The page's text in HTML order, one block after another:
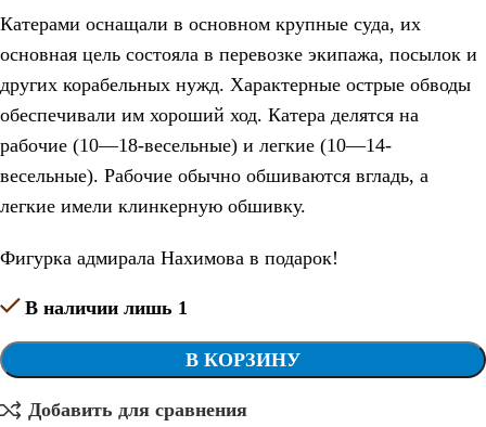
Катерами оснащали в основном крупные суда, их
основная цель состояла в перевозке экипажа, посылок и
других корабельных нужд. Характерные острые обводы
обеспечивали им хороший ход. Катера делятся на
рабочие (10—18-весельные) и легкие (10—14-
весельные). Рабочие обычно обшиваются вгладь, а
легкие имели клинкерную обшивку.
Фигурка адмирала Нахимова в подарок!
В наличии лишь 1
В КОРЗИНУ
Добавить для сравнения